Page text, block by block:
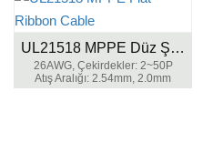
UL21518 MPPE Düz Şeritli Kablo
26AWG, Çekirdekler: 2~50P
Atış Aralığı: 2.54mm, 2.0mm